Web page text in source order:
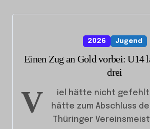
2026 Jugend
Einen Zug an Gold vorbei: U14
drei
V
iel hätte nicht gefehlt
hätte zum Abschluss
Thüringer